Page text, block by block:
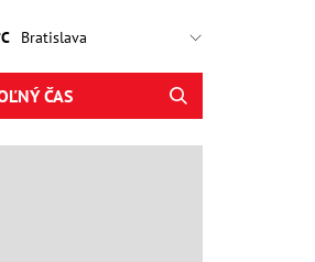
ČAS